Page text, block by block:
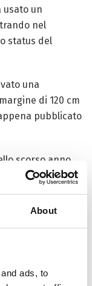
About
ads, to
usato un
nel
status del
una
di 120 cm
pubblicato
scorso anno
che
scientifica cinese
la profondità